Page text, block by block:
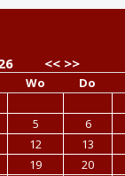
<< >>
Wo Do
5 6
12 13
19 20